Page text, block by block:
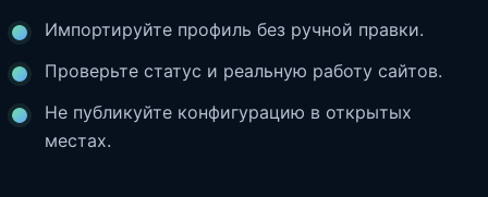
Импортируйте профиль без ручной правки.
Проверьте статус и реальную работу сайтов.
Не публикуйте конфигурацию в открытых
местах.